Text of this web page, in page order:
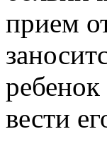
прием
ребенок
вести